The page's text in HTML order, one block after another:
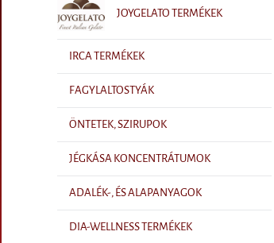
JOYGELATO TERMÉKEK
IRCA TERMÉKEK
FAGYLALTOSTYÁK
ÖNTETEK, SZIRUPOK
JÉGKÁSA KONCENTRÁTUMOK
ADALÉK-, ÉS ALAPANYAGOK
DIA-WELLNESS TERMÉKEK